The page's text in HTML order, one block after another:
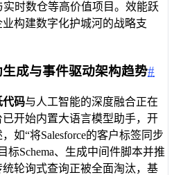
时数仓等高价值项目。效能跃
构建数字化护城河的战略支
成与事件驱动架构趋势#
代码与人工智能的深度融合正在
开始内置大语言模型助手，开
如“将Salesforce的客户标签同步
标Schema、生成中间件脚本并推
轮询式查询正被全面淘汰，基